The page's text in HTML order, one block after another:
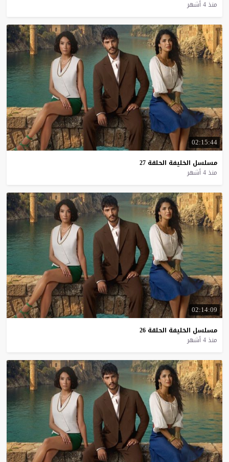
منذ 4 أشهر
02:15:44
مسلسل الخليفة الحلقة 27
منذ 4 أشهر
02:14:09
مسلسل الخليفة الحلقة 26
منذ 4 أشهر